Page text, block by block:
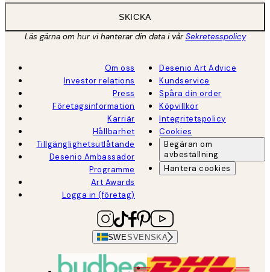
SKICKA
Läs gärna om hur vi hanterar din data i vårSekretesspolicy
Om oss
Investor relations
Press
Företagsinformation
Karriär
Hållbarhet
Tillgänglighetsutlåtande
Desenio Ambassador
Programme
Art Awards
Logga in (företag)
Desenio Art Advice
Kundservice
Spåra din order
Köpvillkor
Integritetspolicy
Cookies
Begäran om
avbeställning
Hantera cookies
SWESVENSKA